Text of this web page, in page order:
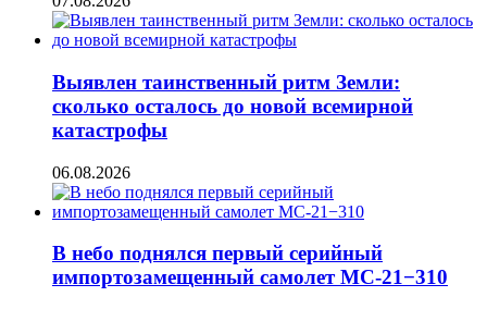
Выявлен таинственный ритм Земли:
сколько осталось до новой всемирной
катастрофы
06.08.2026
В небо поднялся первый серийный
импортозамещенный самолет МС-21−310